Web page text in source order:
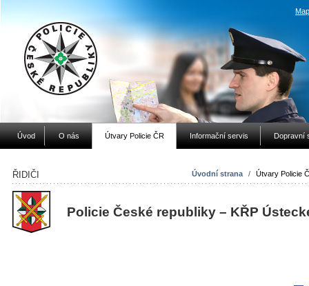
Úvod O nás Útvary Policie ČR Informační servis Dopravní
Úvodní strana / Útvary Policie
ŘIDIČI
Policie České republiky – KŘP